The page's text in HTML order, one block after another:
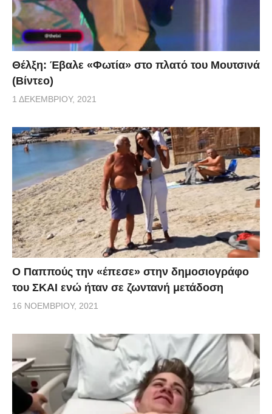
Θέλξη: Έβαλε «Φωτία» στο πλατό του Μουτσινά
(Βίντεο)
1 ΔΕΚΕΜΒΡΊΟΥ, 2021
Ο Παππούς την «έπεσε» στην δημοσιογράφο
του ΣΚΑΙ ενώ ήταν σε ζωντανή μετάδοση
16 ΝΟΕΜΒΡΊΟΥ, 2021